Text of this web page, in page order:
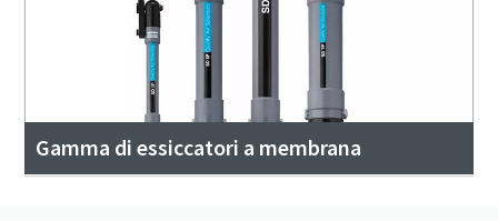
Gamma di essiccatori a membrana